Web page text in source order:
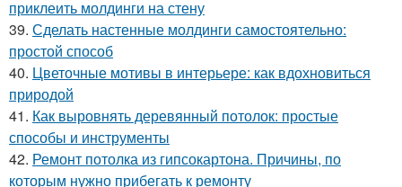
приклеить молдинги на стену
39. Сделать настенные молдинги самостоятельно:
простой способ
40. Цветочные мотивы в интерьере: как вдохновиться
природой
41. Как выровнять деревянный потолок: простые
способы и инструменты
42. Ремонт потолка из гипсокартона. Причины, по
которым нужно прибегать к ремонту